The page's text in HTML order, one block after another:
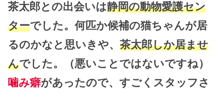
茶太郎との出会いは静岡の動物愛護セン
ターでした。何匹か候補の猫ちゃんが居
るのかなと思いきや、 茶太郎しか居ませ
んでした。（悪いことではないですね）
噛み癖があったので、すごくスタッフさ